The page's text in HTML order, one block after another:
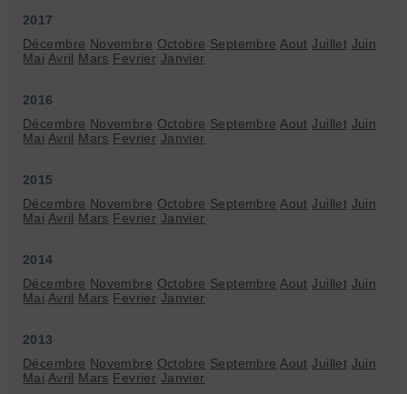
2017
Décembre Novembre Octobre Septembre Aout Juillet Juin
Mai Avril Mars Fevrier Janvier
2016
Décembre Novembre Octobre Septembre Aout Juillet Juin
Mai Avril Mars Fevrier Janvier
2015
Décembre Novembre Octobre Septembre Aout Juillet Juin
Mai Avril Mars Fevrier Janvier
2014
Décembre Novembre Octobre Septembre Aout Juillet Juin
Mai Avril Mars Fevrier Janvier
2013
Décembre Novembre Octobre Septembre Aout Juillet Juin
Mai Avril Mars Fevrier Janvier